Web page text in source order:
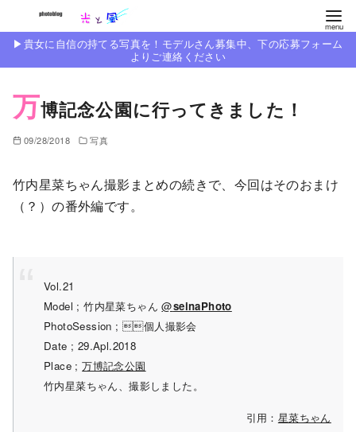
ン
▶︎貴女に自信の持てる写真を！モデルさん募集中、下の応募フォーム
よりご連絡ください
万博記念公園に行ってきました！
09/28/2018 写真
竹内星菜ちゃん撮影まとめの続きで、今回はそのおまけ
（？）の番外編です。
Vol.21
Model ; 竹内星菜ちゃん@seinaPhoto
PhotoSession ; 個人撮影会
Date ; 29.Apl.2018
Place ;万博記念公園
竹内星菜ちゃん、撮影しました。
引用： 星菜ちゃん